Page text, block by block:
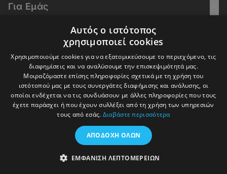
Για Εμάς
E-Learning
© 2016-2026 In Deep Analysis - All rights reserved.
Πολιτική Cookies Πολιτική Απορρήτου
Αυτός ο ιστότοπος
χρησιμοποιεί cookies
Χρησιμοποιούμε cookies για να εξατομικεύσουμε το περιεχόμενο, τις
διαφημίσεις και να αναλύσουμε την επισκεψιμότητά μας.
Μοιραζόμαστε επίσης πληροφορίες σχετικά με τη χρήση του
ιστότοπού μας με τους συνεργάτες διαφήμισης και ανάλυσης, οι
οποίοι ενδέχεται να τις συνδυάσουν με άλλες πληροφορίες που τους
έχετε παράσχει ή που έχουν συλλέξει από τη χρήση των υπηρεσιών
τους από εσάς. Διαβάστε περισσότερα
ΑΠΟΔΟΧΉ ΌΛΩΝ
ΕΜΦΆΝΙΣΗ ΛΕΠΤΟΜΕΡΕΙΏΝ